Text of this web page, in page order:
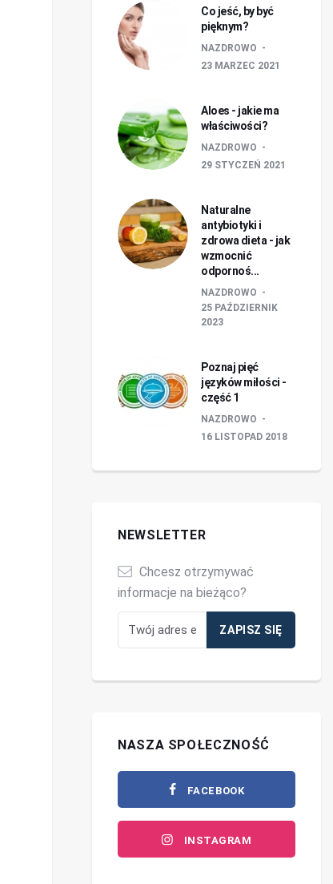
Co jeść, by być
pięknym?
NAZDROWO
23 MARZEC 2021
Aloes - jakie ma
właściwości?
NAZDROWO
29 STYCZEŃ 2021
Naturalne
antybiotyki i
zdrowa dieta - jak
wzmocnić
odpornoś...
NAZDROWO
25 PAŹDZIERNIK
2023
Poznaj pięć
języków miłości -
część 1
NAZDROWO
16 LISTOPAD 2018
NEWSLETTER
Chcesz otrzymywać
informacje na bieżąco?
NASZA SPOŁECZNOŚĆ
FACEBOOK
INSTAGRAM